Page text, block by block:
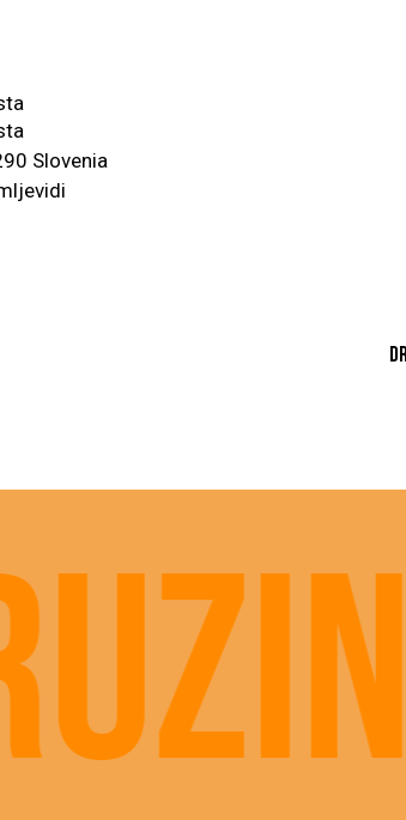
Slovenia